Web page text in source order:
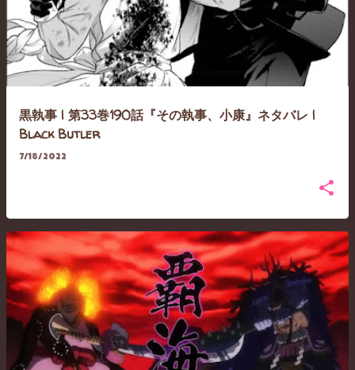
黒執事 | 第33巻190話『その執事、小康』ネタバレ |
Black Butler
7/18/2022